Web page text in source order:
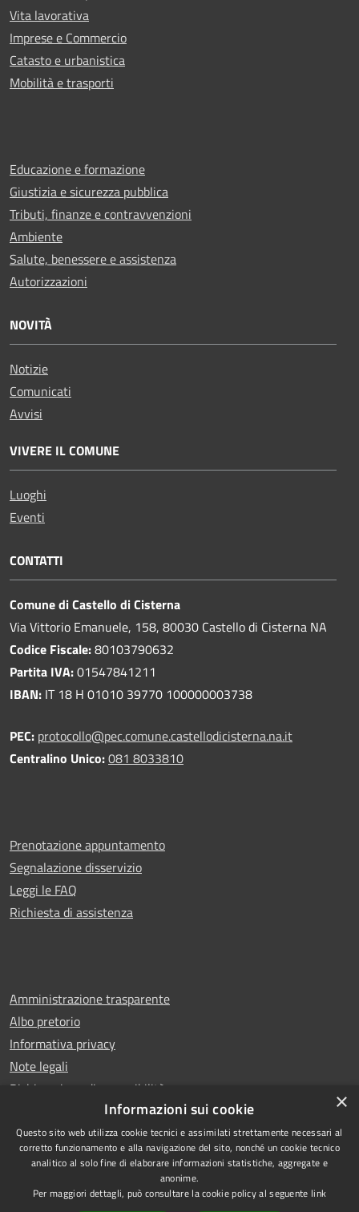
Vita lavorativa
Imprese e Commercio
Catasto e urbanistica
Mobilità e trasporti
Educazione e formazione
Giustizia e sicurezza pubblica
Tributi, finanze e contravvenzioni
Ambiente
Salute, benessere e assistenza
Autorizzazioni
NOVITÀ
Notizie
Comunicati
Avvisi
VIVERE IL COMUNE
Luoghi
Eventi
CONTATTI
Comune di Castello di Cisterna
Via Vittorio Emanuele, 158, 80030 Castello di Cisterna NA
Codice Fiscale:80103790632
Partita IVA:01547841211
IBAN: IT 18 H 01010 39770 100000003738
PEC: protocollo@pec.comune.castellodicisterna.na.it
Centralino Unico:081 8033810
Prenotazione appuntamento
Segnalazione disservizio
Leggi le FAQ
Richiesta di assistenza
Amministrazione trasparente
Albo pretorio
Informativa privacy
Note legali
Dichiarazione di accessibilità
RSS
Accessibilità
Copyright © 2026 • Comune di
Castello di Cisterna • Powered
×
Informazioni sui cookie
Questo sito web utilizza cookie tecnici e assimilati strettamente necessari al
corretto funzionamento e alla navigazione del sito, nonché un cookie tecnico
analitico al solo fine di elaborare informazioni statistiche, aggregate e
anonime.
Per maggiori dettagli, può consultare la cookie policy al seguente link